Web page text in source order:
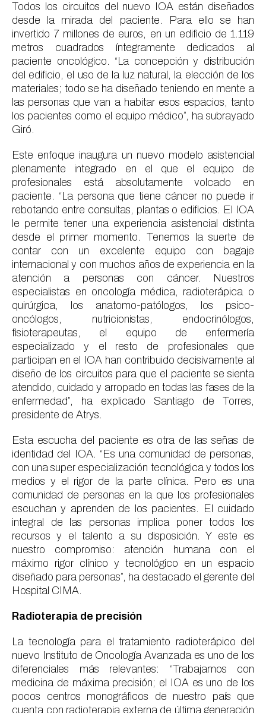
Todos los circuitos del nuevo IOA están diseñados
desde la mirada del paciente. Para ello se han
invertido 7 millones de euros, en un edificio de 1.119
metros cuadrados íntegramente dedicados al
paciente oncológico. “La concepción y distribución
del edificio, el uso de la luz natural, la elección de los
materiales; todo se ha diseñado teniendo en mente a
las personas que van a habitar esos espacios, tanto
los pacientes como el equipo médico”, ha subrayado
Giró.
Este enfoque inaugura un nuevo modelo asistencial
plenamente integrado en el que el equipo de
profesionales está absolutamente volcado en
paciente. “La persona que tiene cáncer no puede ir
rebotando entre consultas, plantas o edificios. El IOA
le permite tener una experiencia asistencial distinta
desde el primer momento. Tenemos la suerte de
contar con un excelente equipo con bagaje
internacional y con muchos años de experiencia en la
atención a personas con cáncer. Nuestros
especialistas en oncología médica, radioterápica o
quirúrgica, los anatomo-patólogos, los psico-
oncólogos, nutricionistas, endocrinólogos,
fisioterapeutas, el equipo de enfermería
especializado y el resto de profesionales que
participan en el IOA han contribuido decisivamente al
diseño de los circuitos para que el paciente se sienta
atendido, cuidado y arropado en todas las fases de la
enfermedad”, ha explicado Santiago de Torres,
presidente de Atrys.
Esta escucha del paciente es otra de las señas de
identidad del IOA. “Es una comunidad de personas,
con una super especialización tecnológica y todos los
medios y el rigor de la parte clínica. Pero es una
comunidad de personas en la que los profesionales
escuchan y aprenden de los pacientes. El cuidado
integral de las personas implica poner todos los
recursos y el talento a su disposición. Y este es
nuestro compromiso: atención humana con el
máximo rigor clínico y tecnológico en un espacio
diseñado para personas”, ha destacado el gerente del
Hospital CIMA.
Radioterapia de precisión
La tecnología para el tratamiento radioterápico del
nuevo Instituto de Oncología Avanzada es uno de los
diferenciales más relevantes: “Trabajamos con
medicina de máxima precisión; el IOA es uno de los
pocos centros monográficos de nuestro país que
cuenta con radioterapia externa de última generación